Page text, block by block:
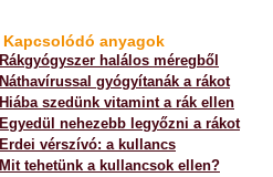
Kapcsolódó anyagok
Rákgyógyszer halálos méregből
Náthavírussal gyógyítanák a rákot
Hiába szedünk vitamint a rák ellen
Egyedül nehezebb legyőzni a rákot
Erdei vérszívó: a kullancs
Mit tehetünk a kullancsok ellen?